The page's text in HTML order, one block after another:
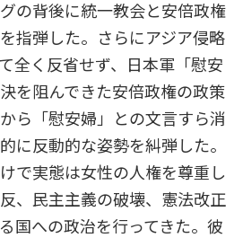
の背後に統一教会と安倍政権
指弾した。さらにアジア侵略
全く反省せず、日本軍「慰安
を阻んできた安倍政権の政策
ら「慰安婦」との文言すら消
に反動的な姿勢を糾弾した。
で実態は女性の人権を尊重し
、民主主義の破壊、憲法改正
国への政治を行ってきた。彼